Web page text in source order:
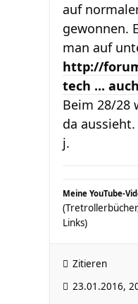
auf
gewonnen.
man auf
http://
tech ...
Beim 28/28
da aussieht.
j.
Meine YouTube-
Links)
Zitieren
23.01.2016,